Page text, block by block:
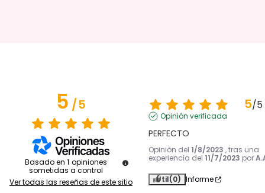
5/5
Basado en 1 opiniones
sometidas a control
Ver todas las reseñas de este sitio
5/5
Opinión verificada
PERFECTO
Opinión del 1/8/2023 , tras una
experiencia del 11/7/2023 por
Útil(0) Informe